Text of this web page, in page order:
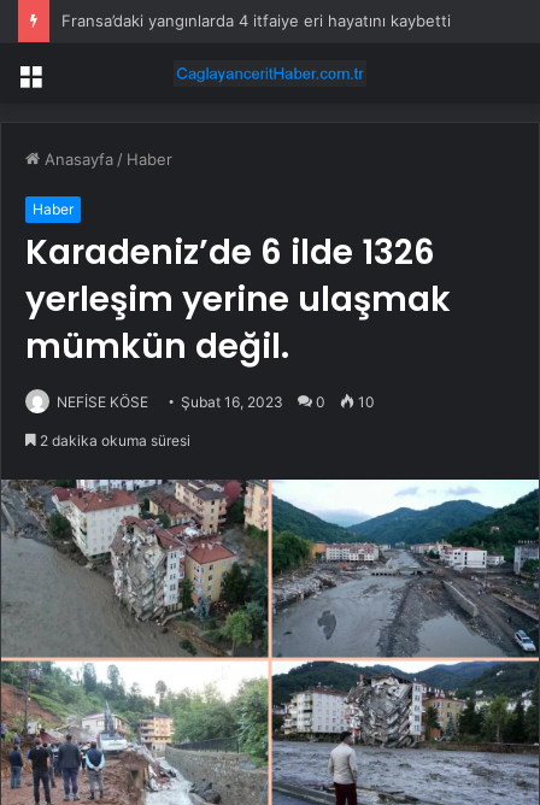
Fransa’daki yangınlarda 4 itfaiye eri hayatını kaybetti
Menü
Anasayfa / Haber
Haber
Karadeniz’de 6 ilde 1326
yerleşim yerine ulaşmak
mümkün değil.
NEFİSE KÖSE Şubat 16, 2023 0 10
2 dakika okuma süresi